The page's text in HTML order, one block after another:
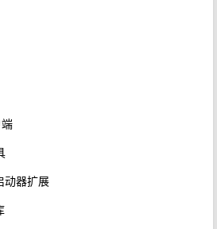
动器扩展